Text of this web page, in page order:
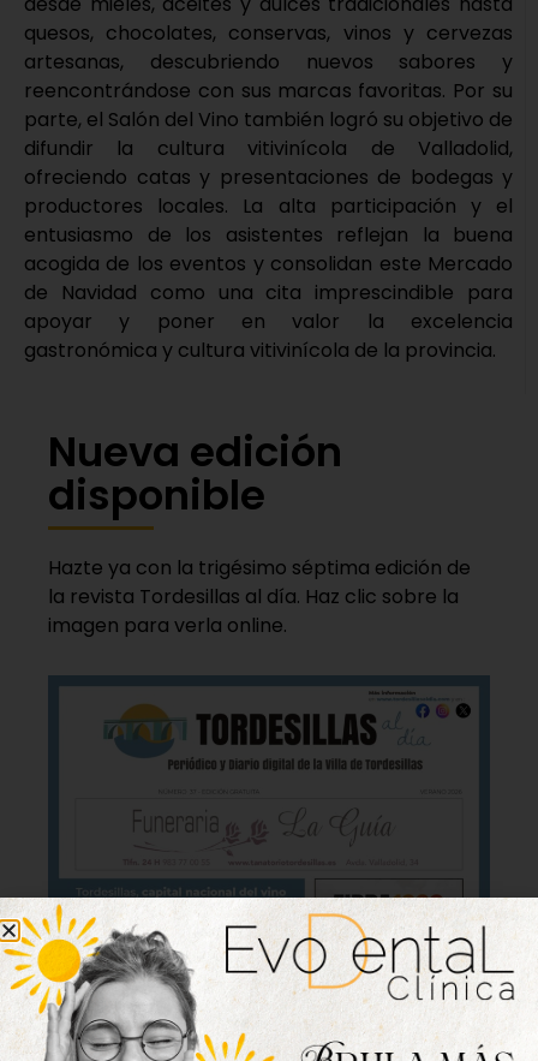
quesos, chocolates, conservas, vinos y cervezas
artesanas, descubriendo nuevos sabores y
reencontrándose con sus marcas favoritas. Por su
parte, el Salón del Vino también logró su objetivo de
difundir la cultura vitivinícola de Valladolid,
ofreciendo catas y presentaciones de bodegas y
productores locales. La alta participación y el
entusiasmo de los asistentes reflejan la buena
acogida de los eventos y consolidan este Mercado
de Navidad como una cita imprescindible para
apoyar y poner en valor la excelencia
gastronómica y cultura vitivinícola de la provincia.
Nueva edición
disponible
Hazte ya con la trigésimo séptima edición de
la revista Tordesillas al día. Haz clic sobre la
imagen para verla online.